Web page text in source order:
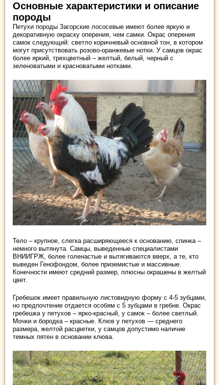
Основные характеристики и описание
породы
Петухи породы Загорские лососевые имеют более яркую и
декоративную окраску оперения, чем самки. Окрас оперения
самок следующий: светло коричневый основной тон, в котором
могут присутствовать розово-оранжевые нотки. У самцов окрас
более яркий, трехцветный – желтый, белый, черный с
зеленоватыми и красноватыми нотками.
Тело – крупное, слегка расширяющееся к основанию, спинка –
немного вытянута. Самцы, выведенные специалистами
ВНИИГРЖ, более голенастые и вытягиваются вверх, а те, кто
выведен Генофондом, более приземистые и массивные.
Конечности имеют средний размер, плюсны окрашены в желтый
цвет.
Гребешок имеет правильную листовидную форму с 4-5 зубцами,
но предпочтение отдается особям с 5 зубцами в гребне. Окрас
гребешка у петухов – ярко-красный, у самок – более светлый.
Мочки и бородка – красные. Клюв у петухов — среднего
размера, желтой расцветки, у самцов допустимо наличие
темных пятен в основании клюва.